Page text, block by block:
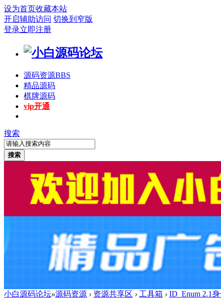
设为首页收藏本站
开启辅助访问 切换到窄版
登录立即注册
源码资源BBS
精品源码
棋牌源码
vip开通
搜索
搜索
小白源码论坛»源码资源 › 资源共享区 › 工具箱 › ID_Enum 2.1